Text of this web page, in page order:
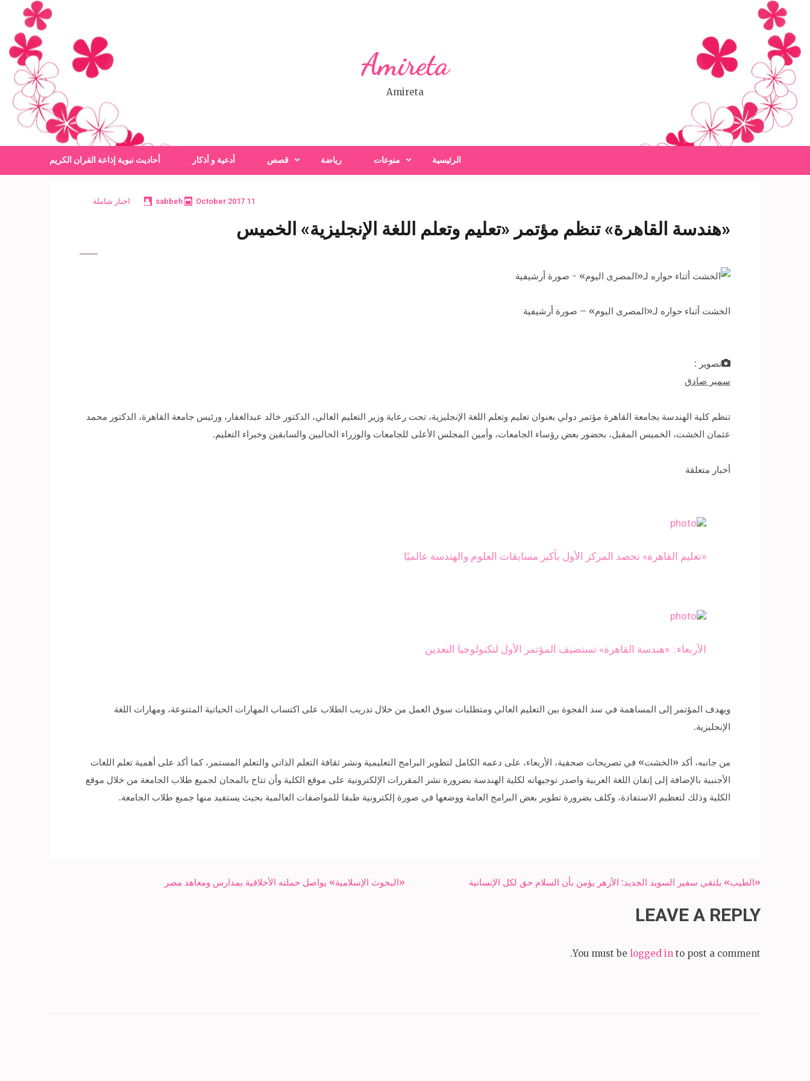
content
(Press
Enter)
Amireta
Amireta
الرئيسية منوعات رياضة قصص أدعية و أذكار أحاديث نبوية إذاعة القران الكريم
11 October 2017
sabbeh اخبار شاملة
«هندسة القاهرة» تنظم مؤتمر «تعليم وتعلم اللغة الإنجليزية» الخميس
الخشت أثناء حواره لـ«المصرى اليوم» – صورة أرشيفية
تصوير :
سمير صادق
تنظم كلية الهندسة بجامعة القاهرة مؤتمر دولي بعنوان تعليم وتعلم اللغة الإنجليزية، تحت رعاية وزير التعليم العالي، الدكتور خالد عبدالغفار، ورئيس جامعة القاهرة، الدكتور محمد
عثمان الخشت، الخميس المقبل، بحضور بعض رؤساء الجامعات، وأمين المجلس الأعلى للجامعات والوزراء الحاليين والسابقين وخبراء التعليم.
أخبار متعلقة
«تعليم القاهرة» تحصد المركز الأول بأكبر مسابقات العلوم والهندسة عالميًا
الأربعاء.. «هندسة القاهرة» تستضيف المؤتمر الأول لتكنولوجيا التعدين
ويهدف المؤتمر إلى المساهمة في سد الفجوة بين التعليم العالي ومتطلبات سوق العمل من خلال تدريب الطلاب على اكتساب المهارات الحياتية المتنوعة، ومهارات اللغة
الإنجليزية.
من جانبه، أكد «الخشت» في تصريحات صحفية، الأربعاء، على دعمه الكامل لتطوير البرامج التعليمية ونشر ثقافة التعلم الذاتي والتعلم المستمر، كما أكد على أهمية تعلم اللغات
الأجنبية بالإضافة إلى إتقان اللغة العربية واصدر توجيهاته لكلية الهندسة بضرورة نشر المقررات الإلكترونية على موقع الكلية وأن تتاح بالمجان لجميع طلاب الجامعة من خلال موقع
الكلية وذلك لتعظيم الاستفادة، وكلف بضرورة تطوير بعض البرامج العامة ووضعها في صورة إلكترونية طبقا للمواصفات العالمية بحيث يستفيد منها جميع طلاب الجامعة.
Post
«البحوث الإسلامية» يواصل حملته الأخلاقية بمدارس ومعاهد مصر «الطيب» يلتقي سفير السويد الجديد: الأزهر يؤمن بأن السلام حق لكل الإنسانية
LEAVE A REPLY
You must be logged in to post a comment.